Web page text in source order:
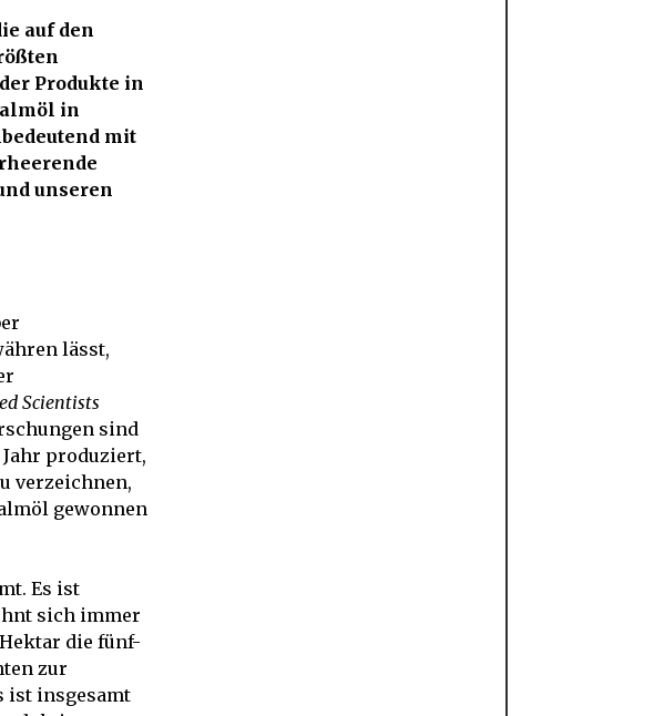
auf den
Produkte in
in
mit
unseren
lässt,
Scientists
sind
produziert,
verzeichnen,
gewonnen
Es ist
sich immer
die fünf-
zur
ist insgesamt